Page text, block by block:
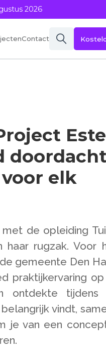
2026
Contact
elk
de opleiding
rugzak. Voor
gemeente Den
praktijkervaring
tijdens
vindt,
je van een